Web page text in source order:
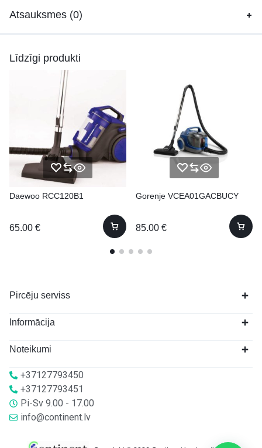
Atsauksmes (0)
Līdzīgi produkti
Daewoo RCC120B1
65.00 €
Gorenje VCEA01GACBUCY
85.00 €
Pircēju serviss
Informācija
Noteikumi
+37127793450
+37127793451
Pi-Sv 9.00 - 17.00
info@continent.lv